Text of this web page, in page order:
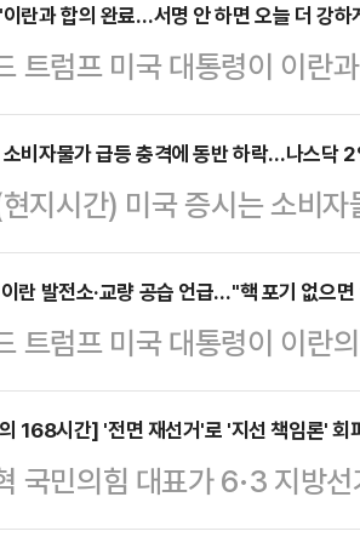
커졌지만, 국민의힘 복당 문
노선 가능성이 함께 제기
정치평론가들의 분석을 종
라기보다 복당 교착 상황에
하다.한 의원은 지난 지방선
북갑 보선에서…
란과 합의 완료…서명 안 하면 오늘 더 강하
트럼프 미국 대통령이 이란
밝히면서도 추가 군사행동
신에 따르면 트럼프 대통
란과의 협상과 관련해 "합
다"고 말했다. 그는 양측이
만 이란이 최종 결정을 미루
는 낮추지 않았다. 트럼프
"오늘은 더 강하…
비자물가 급등 충격에 동반 하락…나스닥
지시간) 미국 증시는 소비
신에 따르면 뉴욕증권거래
는 이날 전 거래일보다
다. 대형주 위주의
를 기록했고, 기술주 중
내린 2만 5169.50에 거
상승률은 4.2%를 기록
란 발전소·교량 공습 언급…"핵 포기 없으
트럼프 미국 대통령이 이란
량 등 주요 기반시설에 대
트럼프 대통령은 10일(현지
용하지 않을 경우 추가 군사
프라 시설도 공격 대상이 될
168시간] '전면 재선거'로 '지선 책임론'
국민의힘 대표가 6·3 지방
'지선 책임론'을 회피하고